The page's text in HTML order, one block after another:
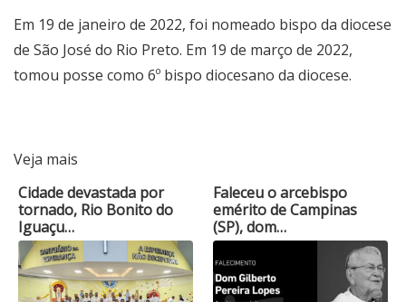
Em 19 de janeiro de 2022, foi nomeado bispo da diocese
de São José do Rio Preto. Em 19 de março de 2022,
tomou posse como 6º bispo diocesano da diocese.
Veja mais
Cidade devastada por
tornado, Rio Bonito do
Iguaçu…
Faleceu o arcebispo
emérito de Campinas
(SP), dom…